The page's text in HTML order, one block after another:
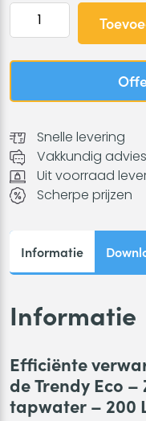
Trendy
Zonneboiler
tapwater
200
L
met
1x
aantal
Snelle levering
Vakkundig advies
Uit voorraad
Scherpe prijzen
Informatie
Informatie
Efficiënte
de Trendy Eco
tapwater – 200